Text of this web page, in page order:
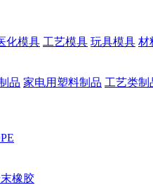
化模具 工艺模具 玩具模具 材
品 家电用塑料制品 工艺类制
橡胶